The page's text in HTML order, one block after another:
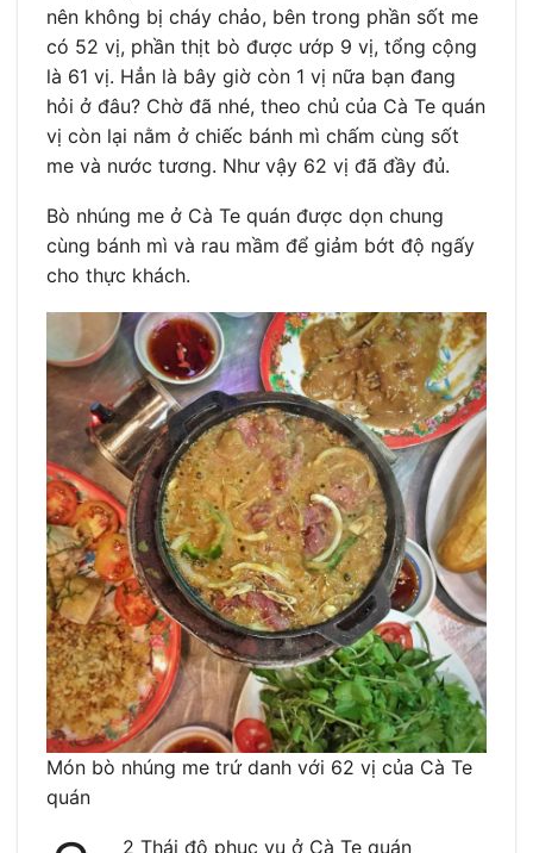
nên không bị cháy chảo, bên trong phần sốt me
có 52 vị, phần thịt bò được ướp 9 vị, tổng cộng
là 61 vị. Hẳn là bây giờ còn 1 vị nữa bạn đang
hỏi ở đâu? Chờ đã nhé, theo chủ của Cà Te quán
vị còn lại nằm ở chiếc bánh mì chấm cùng sốt
me và nước tương. Như vậy 62 vị đã đầy đủ.
Bò nhúng me ở Cà Te quán được dọn chung
cùng bánh mì và rau mầm để giảm bớt độ ngấy
cho thực khách.
Món bò nhúng me trứ danh với 62 vị của Cà Te
quán
2 Thái độ phục vụ ở Cà Te quán